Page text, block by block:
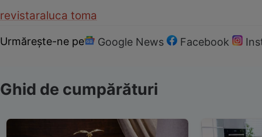
revistaraluca toma
Urmărește-ne pe Google News Facebook
Ghid de cumpărături